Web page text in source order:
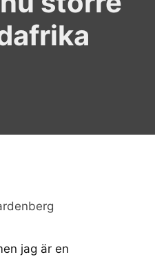
jag är en